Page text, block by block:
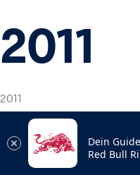
2011
2011
AUS DER
Drei Jahre wurde an der
„Spielbergs“
Dein
Red Bull